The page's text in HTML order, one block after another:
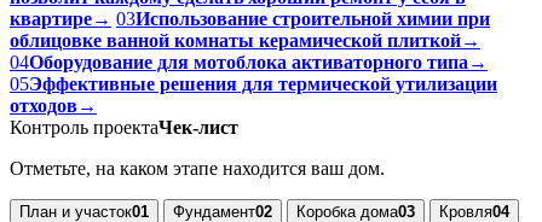
квартире→ 03Использование строительной химии при
облицовке ванной комнаты керамической плиткой→
04Оборудование для мотоблока активаторного типа →
05Эффективные решения для термической утилизации
отходов→
Контроль проектаЧек-лист
Отметьте, на каком этапе находится ваш дом.
План и участок01 Фундамент02 Коробка дома03 Кровля04